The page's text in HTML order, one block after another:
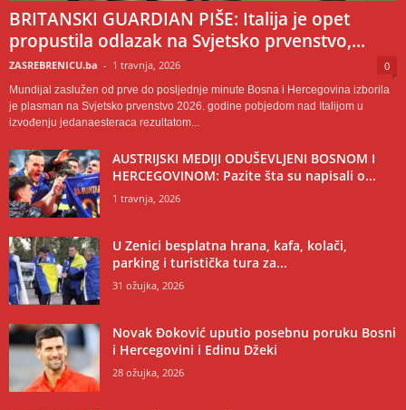
BRITANSKI GUARDIAN PIŠE: Italija je opet
propustila odlazak na Svjetsko prvenstvo,...
ZASREBRENICU.ba - 1 travnja, 2026 0
Mundijal zaslužen od prve do posljednje minute Bosna i Hercegovina izborila
je plasman na Svjetsko prvenstvo 2026. godine pobjedom nad Italijom u
izvođenju jedanaesteraca rezultatom...
AUSTRIJSKI MEDIJI ODUŠEVLJENI BOSNOM I
HERCEGOVINOM: Pazite šta su napisali o...
1 travnja, 2026
U Zenici besplatna hrana, kafa, kolači,
parking i turistička tura za...
31 ožujka, 2026
Novak Đoković uputio posebnu poruku Bosni
i Hercegovini i Edinu Džeki
28 ožujka, 2026